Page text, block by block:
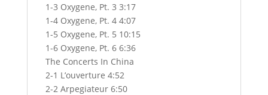
1-3 Oxygene, Pt. 3 3:17
1-4 Oxygene, Pt. 4 4:07
1-5 Oxygene, Pt. 5 10:15
1-6 Oxygene, Pt. 6 6:36
The Concerts In China
2-1 L’ouverture 4:52
2-2 Arpegiateur 6:50